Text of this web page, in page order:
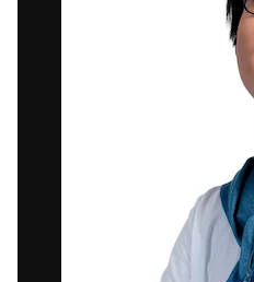
La plataforma
trabajo. Más
entre